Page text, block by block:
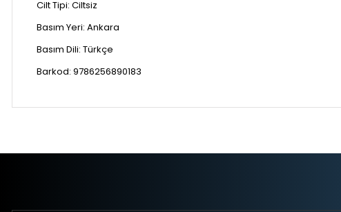
Cilt Tipi: Ciltsiz
Basım Yeri: Ankara
Basım Dili: Türkçe
Barkod: 9786256890183